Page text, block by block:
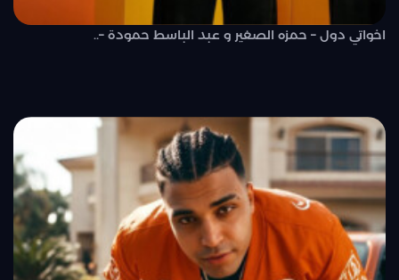
اخواتي دول – حمزه الصغير و عبد الباسط حمودة –..